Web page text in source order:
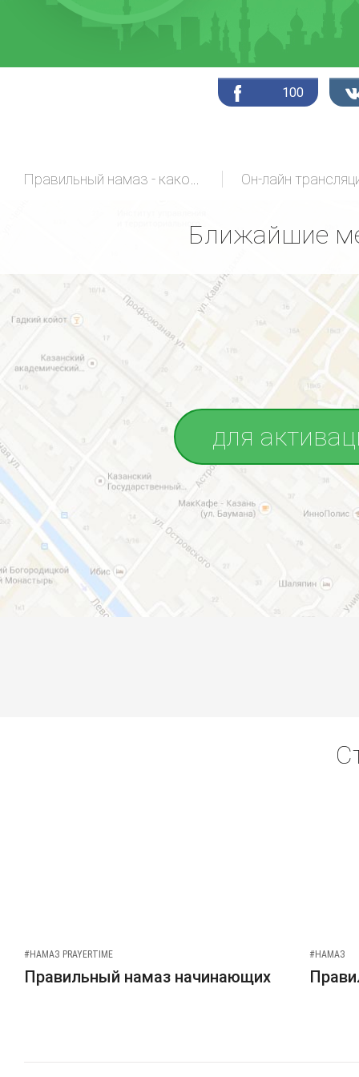
100
Правильный намаз - какой он?
Ближайшие
для
#НАМАЗ PRAYERTIME
Правильный намаз начинающих
#НАМАЗ